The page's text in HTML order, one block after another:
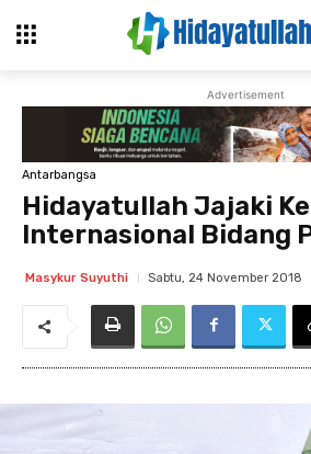
Advertisement
Antarbangsa
Hidayatullah Jajaki
Internasional Bidang
Masykur Suyuthi Sabtu, 24 November 2018